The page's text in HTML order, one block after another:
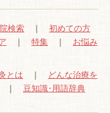
検索 ｜ 初めての方
｜ 特集 ｜ お悩み
とは ｜ どんな治療を
｜ 豆知識･用語辞典